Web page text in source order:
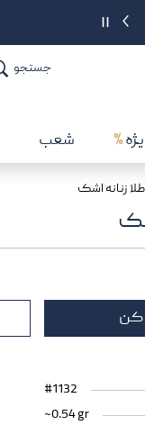
||
جستجو
% شعب
زنانه اشک
کن
#1132
~0.54 gr